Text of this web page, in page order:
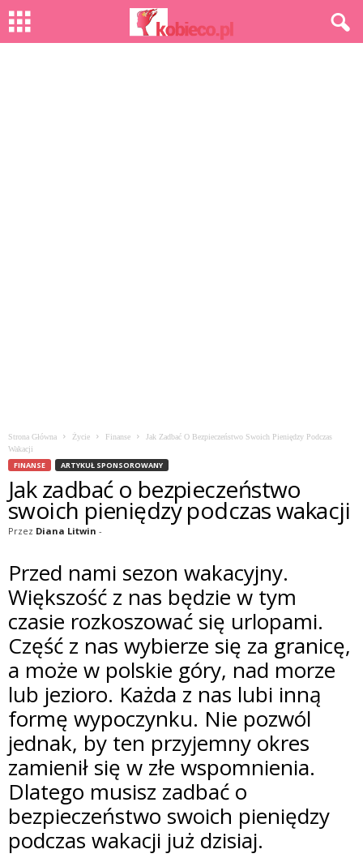
Strona Główna Życie Finanse
Jak Zadbać O Bezpieczeństwo Swoich Pieniędzy Podczas
Wakacji
FINANSE ARTYKUŁ SPONSOROWANY
Jak zadbać o bezpieczeństwo
swoich pieniędzy podczas wakacji
Przez Diana Litwin -
Przed nami sezon wakacyjny.
Większość z nas będzie w tym
czasie rozkoszować się urlopami.
Część z nas wybierze się za granicę,
a może w polskie góry, nad morze
lub jezioro. Każda z nas lubi inną
formę wypoczynku. Nie pozwól
jednak, by ten przyjemny okres
zamienił się w złe wspomnienia.
Dlatego musisz zadbać o
bezpieczeństwo swoich pieniędzy
podczas wakacji już dzisiaj.